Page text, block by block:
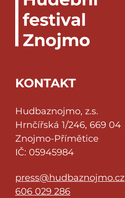
KONTAKT
Hudbaznojmo, z.s.
Hrnčířská 1/246, 669 04
Znojmo-Přímětice
IČ: 05945984
press@hudbaznojmo.cz
606 029 286